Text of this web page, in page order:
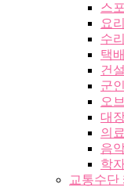
스
요
수
택
건
군
오
대
의
음
학
교통수단